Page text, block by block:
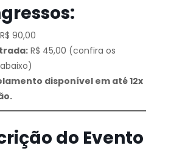
:
R$ 90,00
R$ 45,00 (confira os
disponível em até 12x
do Evento